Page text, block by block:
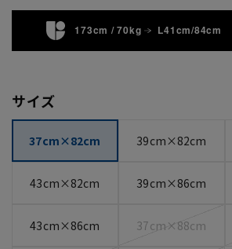
173cm / 70kg L41cm/84cm
サイズ
37cm×82cm 39cm×82cm
43cm×82cm 39cm×86cm
43cm×86cm 37cm×88cm